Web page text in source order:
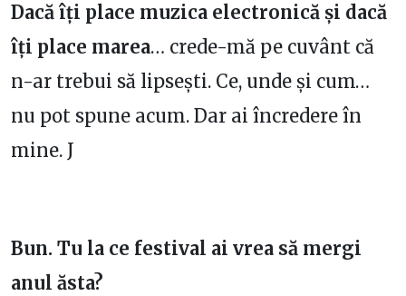
Dacă îți place muzica electronică și dacă
îți place marea… crede-mă pe cuvânt că
n-ar trebui să lipsești. Ce, unde și cum…
nu pot spune acum. Dar ai încredere în
mine. J
Bun. Tu la ce festival ai vrea să mergi
anul ăsta?